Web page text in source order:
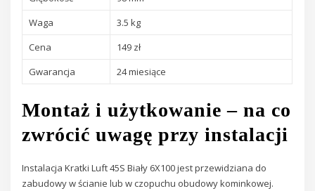
Waga
3.5 kg
Cena
149 zł
Gwarancja
24 miesiące
Montaż i użytkowanie – na co
zwrócić uwagę przy instalacji
Instalacja Kratki Luft 45S Biały 6X100 jest przewidziana do
zabudowy w ścianie lub w czopuchu obudowy kominkowej.